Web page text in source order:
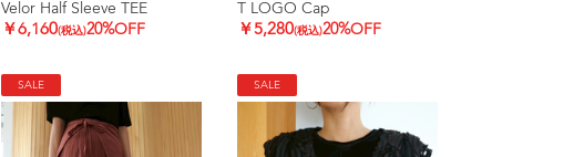
Velor Half Sleeve TEE
￥6,160(税込)20%OFF
T LOGO Cap
￥5,280(税込)20%OFF
SALE SALE